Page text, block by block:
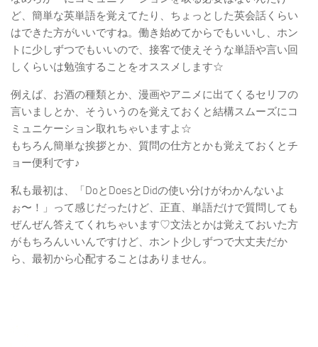
ど、簡単な英単語を覚えてたり、ちょっとした英会話くらい
はできた方がいいですね。働き始めてからでもいいし、ホン
トに少しずつでもいいので、接客で使えそうな単語や言い回
しくらいは勉強することをオススメします☆
例えば、お酒の種類とか、漫画やアニメに出てくるセリフの
言いましとか、そういうのを覚えておくと結構スムーズにコ
ミュニケーション取れちゃいますよ☆
もちろん簡単な挨拶とか、質問の仕方とかも覚えておくとチ
ョー便利です♪
私も最初は、「DoとDoesとDidの使い分けがわかんないよ
ぉ〜！」って感じだったけど、正直、単語だけで質問しても
ぜんぜん答えてくれちゃいます♡文法とかは覚えておいた方
がもちろんいいんですけど、ホント少しずつで大丈夫だか
ら、最初から心配することはありません。